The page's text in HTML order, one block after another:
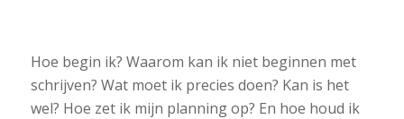
Hoe begin ik? Waarom kan ik niet beginnen met
schrijven? Wat moet ik precies doen? Kan is het
wel? Hoe zet ik mijn planning op? En hoe houd ik